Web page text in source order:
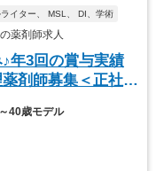
ライター、 MSL、 DI、学術
薬剤師求人
年3回の賞与実績
剤師募集＜正社員
40歳モデル